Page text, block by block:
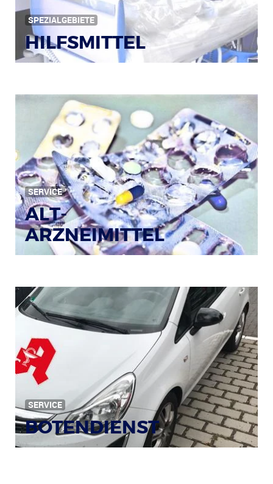
SPEZIALGEBIETE
HILFSMITTEL
Bild: © Rainer Sturm / pixelio.de
SERVICE
ALT-
ARZNEIMITTEL
SERVICE
BOTENDIENST